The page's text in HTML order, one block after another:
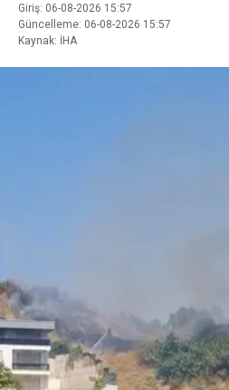
Giriş: 06-08-2026 15:57
Güncelleme: 06-08-2026 15:57
Kaynak: İHA